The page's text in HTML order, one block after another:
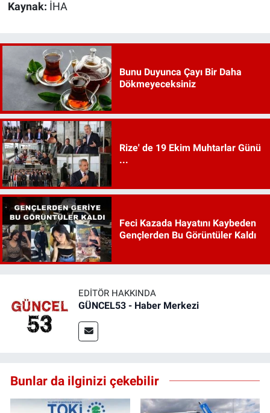
Kaynak: İHA
Bunu Duyunca Çayı Bir Daha
Dökmeyeceksiniz
Rize' de 19 Ekim Muhtarlar Günü
...
Feci Kazada Hayatını Kaybeden
Gençlerden Bu Görüntüler Kaldı
EDITÖR HAKKINDA
GÜNCEL53 - Haber Merkezi
Bunlar da ilginizi çekebilir